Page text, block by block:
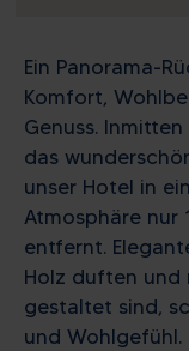
Ein Panorama-
Komfort,
Genuss.
das
unser Hotel in
Atmosphäre nur
entfernt.
Holz duften und
gestaltet sind,
und Wohlgefühl.